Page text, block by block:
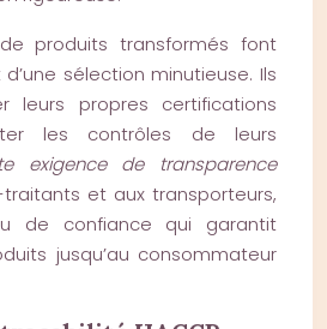
produits transformés font
sélection minutieuse. Ils
leurs propres certifications
les contrôles de leurs
exigence de transparence
traitants et aux transporteurs,
de confiance qui garantit
jusqu’au consommateur